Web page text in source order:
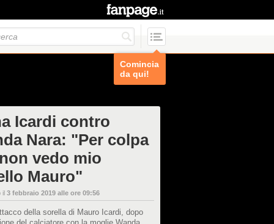
Comincia
da qui!
Icardi contro
Nara: "Per colpa
vedo mio
Mauro"
il 3 febbraio 2019 alle ore 09:56
della sorella di Mauro Icardi, dopo